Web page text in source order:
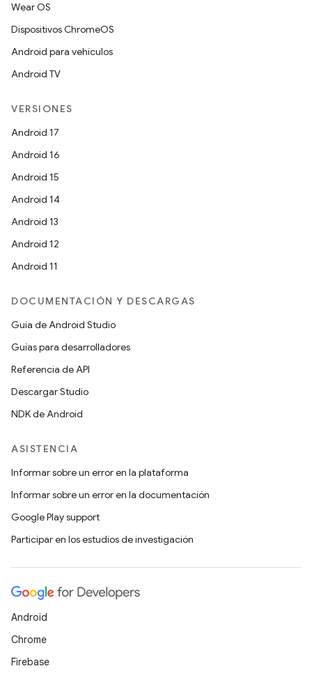
Wear OS
Dispositivos ChromeOS
Android para vehículos
Android TV
VERSIONES
Android 17
Android 16
Android 15
Android 14
Android 13
Android 12
Android 11
DOCUMENTACIÓN Y DESCARGAS
Guía de Android Studio
Guías para desarrolladores
Referencia de API
Descargar Studio
NDK de Android
ASISTENCIA
Informar sobre un error en la plataforma
Informar sobre un error en la documentación
Google Play support
Participar en los estudios de investigación
Android
Chrome
Firebase